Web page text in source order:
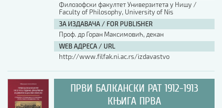
Филозофски факултет Универзитета у Нишу /
Faculty of Philosophy, University of Nis
ЗА ИЗДАВАЧА / FOR PUBLISHER
Проф. др Горан Максимовић, декан
WEB АДРЕСА / URL
http://www.filfak.ni.ac.rs/izdavastvo
ПРВИ БАЛКАНСКИ РАТ 1912-1913
КЊИГА ПРВА